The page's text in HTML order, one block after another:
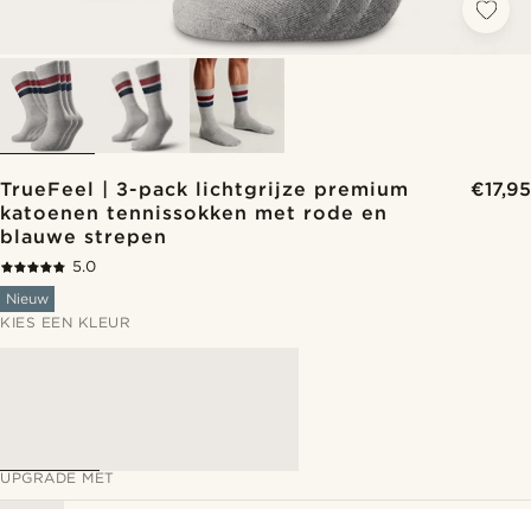
TrueFeel | 3-pack lichtgrijze premium
katoenen tennissokken met rode en
blauwe strepen
€17,95
5.0
Nieuw
KIES EEN KLEUR
UPGRADE MET